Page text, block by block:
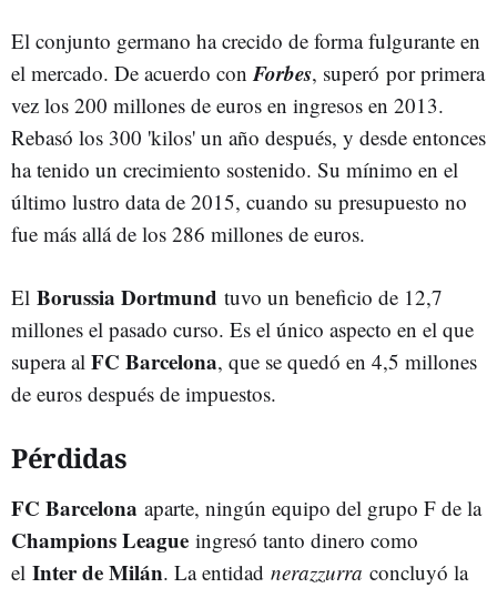
El conjunto germano ha crecido de forma fulgurante en
el mercado. De acuerdo con Forbes, superó por primera
vez los 200 millones de euros en ingresos en 2013.
Rebasó los 300 'kilos' un año después, y desde entonces
ha tenido un crecimiento sostenido. Su mínimo en el
último lustro data de 2015, cuando su presupuesto no
fue más allá de los 286 millones de euros.
El Borussia Dortmund tuvo un beneficio de 12,7
millones el pasado curso. Es el único aspecto en el que
supera al FC Barcelona, que se quedó en 4,5 millones
de euros después de impuestos.
Pérdidas
FC Barcelona aparte, ningún equipo del grupo F de la
Champions League ingresó tanto dinero como
el Inter de Milán. La entidad nerazzurra concluyó la